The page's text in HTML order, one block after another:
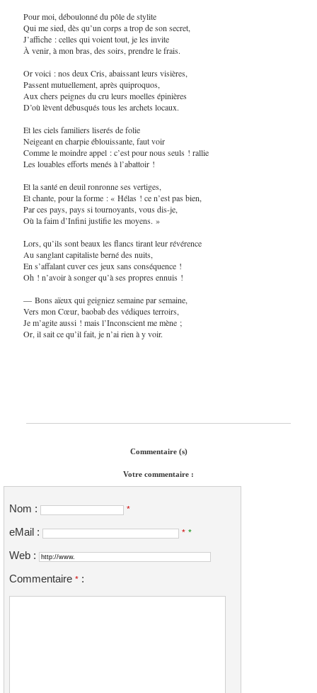
Pour moi, déboulonné du pôle de stylite
Qui me sied, dès qu’un corps a trop de son secret,
J’affiche : celles qui voient tout, je les invite
À venir, à mon bras, des soirs, prendre le frais.
Or voici : nos deux Cris, abaissant leurs visières,
Passent mutuellement, après quiproquos,
Aux chers peignes du cru leurs moelles épinières
D’où lèvent débusqués tous les archets locaux.
Et les ciels familiers liserés de folie
Neigeant en charpie éblouissante, faut voir
Comme le moindre appel : c’est pour nous seuls ! rallie
Les louables efforts menés à l’abattoir !
Et la santé en deuil ronronne ses vertiges,
Et chante, pour la forme : « Hélas ! ce n’est pas bien,
Par ces pays, pays si tournoyants, vous dis-je,
Où la faim d’Infini justifie les moyens. »
Lors, qu’ils sont beaux les flancs tirant leur révérence
Au sanglant capitaliste berné des nuits,
En s’affalant cuver ces jeux sans conséquence !
Oh ! n’avoir à songer qu’à ses propres ennuis !
— Bons aïeux qui geigniez semaine par semaine,
Vers mon Cœur, baobab des védiques terroirs,
Je m’agite aussi ! mais l’Inconscient me mène ;
Or, il sait ce qu’il fait, je n’ai rien à y voir.
Commentaire (s)
Votre commentaire :
Nom : *
eMail : * *
Web :
Commentaire * :